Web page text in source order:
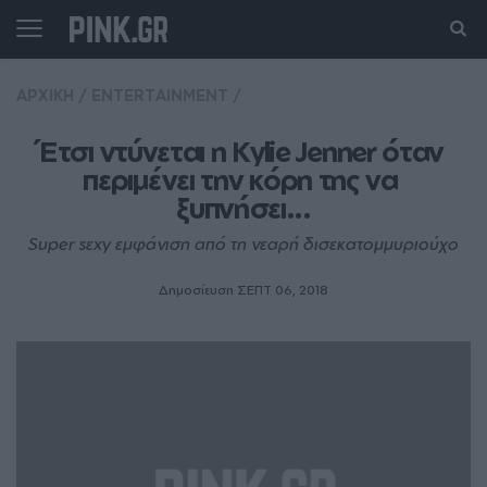
Έτσι ντύνεται η Kylie Jenner όταν
περιμένει την κόρη της να
ξυπνήσει...
Super sεxy εμφάνιση από τη νεαρή δισεκατομμυριούχο
Δημοσίευση ΣΕΠΤ 06, 2018